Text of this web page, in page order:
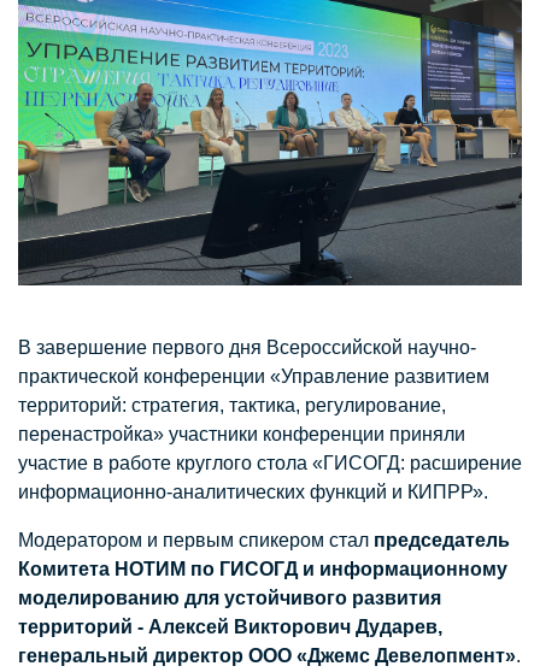
В завершение первого дня Всероссийской научно-
практической конференции «Управление развитием
территорий: стратегия, тактика, регулирование,
перенастройка» участники конференции приняли
участие в работе круглого стола «ГИСОГД: расширение
информационно-аналитических функций и КИПРР».
Модератором и первым спикером стал председатель
Комитета НОТИМ по ГИСОГД и информационному
моделированию для устойчивого развития
территорий - Алексей Викторович Дударев,
генеральный директор ООО «Джемс Девелопмент».